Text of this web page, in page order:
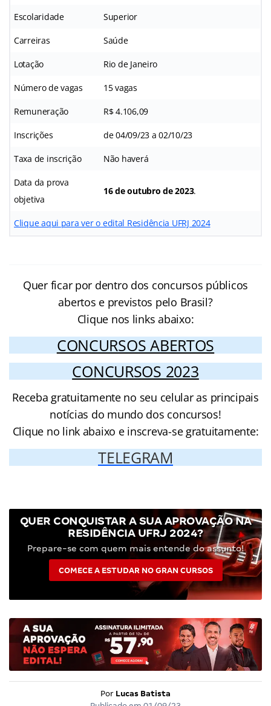
Escolaridade Superior
Carreiras Saúde
Lotação Rio de Janeiro
Número de vagas 15 vagas
Remuneração R$ 4.106,09
Inscrições de 04/09/23 a 02/10/23
Taxa de inscrição Não haverá
Data da prova
objetiva
16 de outubro de 2023.
Clique aqui para ver o edital Residência UFRJ 2024
Quer ficar por dentro dos concursos públicos
abertos e previstos pelo Brasil?
Clique nos links abaixo:
CONCURSOS ABERTOS
CONCURSOS 2023
Receba gratuitamente no seu celular as principais
notícias do mundo dos concursos!
Clique no link abaixo e inscreva-se gratuitamente:
TELEGRAM
QUER CONQUISTAR A SUA APROVAÇÃO NA
RESIDÊNCIA UFRJ 2024?
Prepare-se com quem mais entende do assunto!
COMECE A ESTUDAR NO GRAN CURSOS
Por Lucas Batista